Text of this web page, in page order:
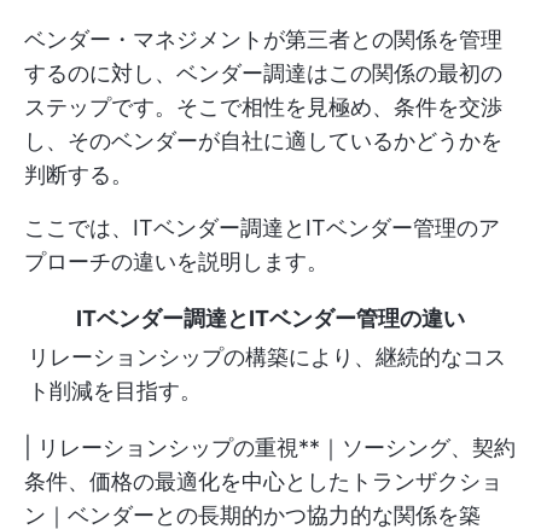
ベンダー・マネジメントが第三者との関係を管理
するのに対し、ベンダー調達はこの関係の最初の
ステップです。そこで相性を見極め、条件を交渉
し、そのベンダーが自社に適しているかどうかを
判断する。
ここでは、ITベンダー調達とITベンダー管理のア
プローチの違いを説明します。
ITベンダー調達とITベンダー管理の違い
リレーションシップの構築により、継続的なコス
ト削減を目指す。
| リレーションシップの重視**｜ソーシング、契約
条件、価格の最適化を中心としたトランザクショ
ン｜ベンダーとの長期的かつ協力的な関係を築